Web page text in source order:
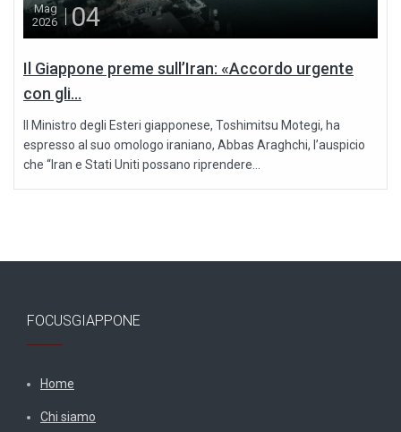
Mag
2026
04
Il Giappone preme sull’Iran: «Accordo urgente
con gli...
Il Ministro degli Esteri giapponese, Toshimitsu Motegi, ha
espresso al suo omologo iraniano, Abbas Araghchi, l’auspicio
che “Iran e Stati Uniti possano riprendere...
FOCUSGIAPPONE
Home
Chi siamo